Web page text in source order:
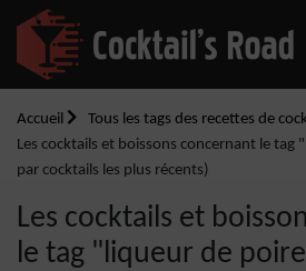
Accueil
Tous les tags des recettes de
Les cocktails et boissons concernant le tag
par cocktails les plus récents)
Les cocktails et
le tag "liqueur de